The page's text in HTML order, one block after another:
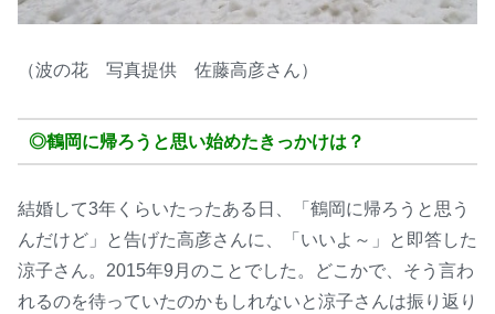
（波の花 写真提供 佐藤高彦さん）
◎鶴岡に帰ろうと思い始めたきっかけは？
結婚して3年くらいたったある日、「鶴岡に帰ろうと思う
んだけど」と告げた高彦さんに、「いいよ～」と即答した
涼子さん。2015年9月のことでした。どこかで、そう言わ
れるのを待っていたのかもしれないと涼子さんは振り返り